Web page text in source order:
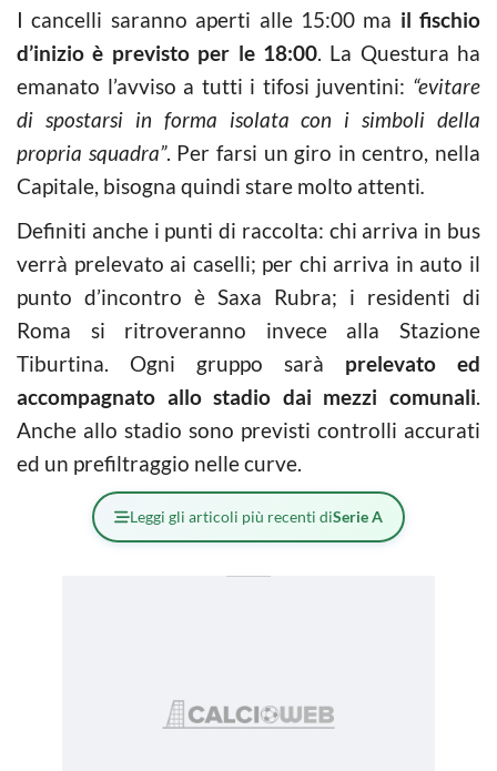
I cancelli saranno aperti alle 15:00 ma il fischio
d’inizio è previsto per le 18:00. La Questura ha
emanato l’avviso a tutti i tifosi juventini: “evitare
di spostarsi in forma isolata con i simboli della
propria squadra”. Per farsi un giro in centro, nella
Capitale, bisogna quindi stare molto attenti.
Definiti anche i punti di raccolta: chi arriva in bus
verrà prelevato ai caselli; per chi arriva in auto il
punto d’incontro è Saxa Rubra; i residenti di
Roma si ritroveranno invece alla Stazione
Tiburtina. Ogni gruppo sarà prelevato ed
accompagnato allo stadio dai mezzi comunali.
Anche allo stadio sono previsti controlli accurati
ed un prefiltraggio nelle curve.
Leggi gli articoli più recenti diSerie A